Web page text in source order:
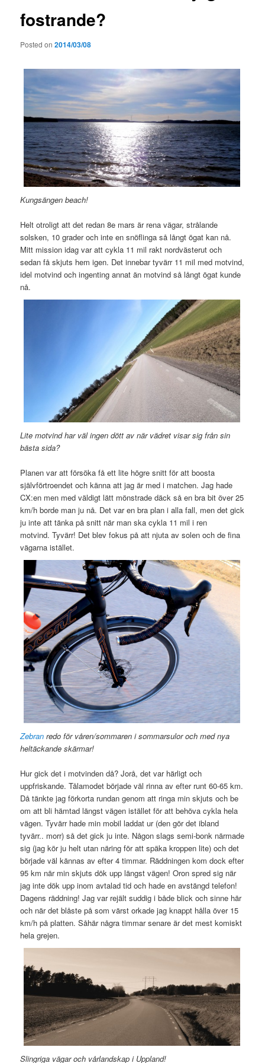
fostrande?
Posted on2014/03/08
Kungsängen beach!
Helt otroligt att det redan 8e mars är rena vägar, strålande
solsken, 10 grader och inte en snöflinga så långt ögat kan nå.
Mitt mission idag var att cykla 11 mil rakt nordvästerut och
sedan få skjuts hem igen. Det innebar tyvärr 11 mil med motvind,
idel motvind och ingenting annat än motvind så långt ögat kunde
nå.
Lite motvind har väl ingen dött av när vädret visar sig från sin
bästa sida?
Planen var att försöka få ett lite högre snitt för att boosta
självförtroendet och känna att jag är med i matchen. Jag hade
CX:en men med väldigt lätt mönstrade däck så en bra bit över 25
km/h borde man ju nå. Det var en bra plan i alla fall, men det gick
ju inte att tänka på snitt när man ska cykla 11 mil i ren
motvind. Tyvärr! Det blev fokus på att njuta av solen och de fina
vägarna istället.
Zebran redo för våren/sommaren i sommarsulor och med nya
heltäckande skärmar!
Hur gick det i motvinden då? Jorå, det var härligt och
uppfriskande. Tålamodet började väl rinna av efter runt 60-65 km.
Då tänkte jag förkorta rundan genom att ringa min skjuts och be
om att bli hämtad längst vägen istället för att behöva cykla hela
vägen. Tyvärr hade min mobil laddat ur (den gör det ibland
tyvärr.. morr) så det gick ju inte. Någon slags semi-bonk närmade
sig (jag kör ju helt utan näring för att späka kroppen lite) och det
började väl kännas av efter 4 timmar. Räddningen kom dock efter
95 km när min skjuts dök upp längst vägen! Oron spred sig när
jag inte dök upp inom avtalad tid och hade en avstängd telefon!
Dagens räddning! Jag var rejält suddig i både blick och sinne här
och när det blåste på som värst orkade jag knappt hålla över 15
km/h på platten. Såhär några timmar senare är det mest komiskt
hela grejen.
Slingriga vägar och vårlandskap i Uppland!